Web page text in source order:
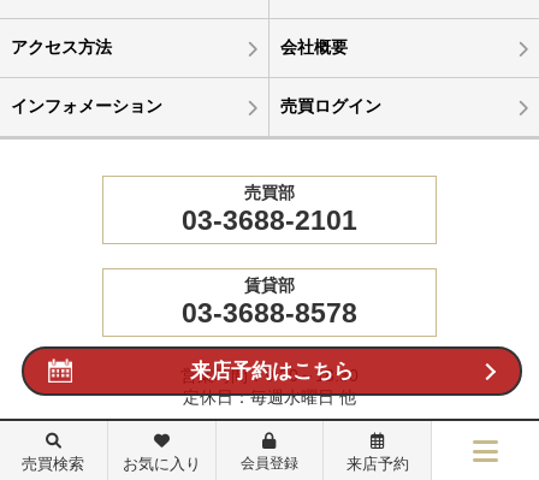
アクセス方法 会社概要
インフォメーション 売買ログイン
売買部
03-3688-2101
賃貸部
03-3688-8578
営業時間：9:30～18:30
定休日：毎週水曜日 他
インボイス番号 T5011702005702
来店予約はこちら
売買検索 お気に入り 会員登録 来店予約